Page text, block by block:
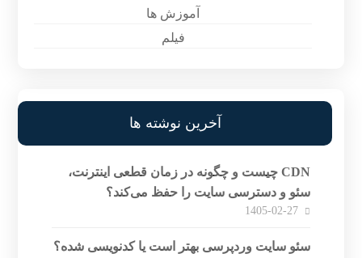
آموزش ها
فیلم
آخرین نوشته ها
CDN چیست و چگونه در زمان قطعی اینترنت،
سئو و دسترسی سایت را حفظ می‌کند؟
1405-02-27
سئو سایت وردپرسی بهتر است یا کدنویسی شده؟